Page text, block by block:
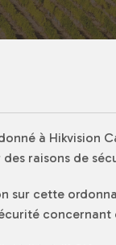
à Hikvision
raisons de
sur cette
concernant